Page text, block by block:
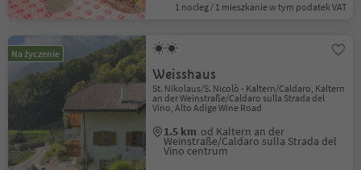
1 nocleg / 1 mieszkanie w tym podatek VAT
Na życzenie
Weisshaus
St. Nikolaus/S. Nicolò - Kaltern/Caldaro, Kaltern
an der Weinstraße/Caldaro sulla Strada del
Vino, Alto Adige Wine Road
1.5 km od Kaltern an der
Weinstraße/Caldaro sulla Strada del
Vino centrum